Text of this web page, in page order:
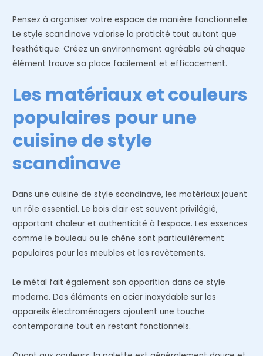
Pensez à organiser votre espace de manière fonctionnelle.
Le style scandinave valorise la praticité tout autant que
l’esthétique. Créez un environnement agréable où chaque
élément trouve sa place facilement et efficacement.
Les matériaux et couleurs
populaires pour une
cuisine de style
scandinave
Dans une cuisine de style scandinave, les matériaux jouent
un rôle essentiel. Le bois clair est souvent privilégié,
apportant chaleur et authenticité à l’espace. Les essences
comme le bouleau ou le chêne sont particulièrement
populaires pour les meubles et les revêtements.
Le métal fait également son apparition dans ce style
moderne. Des éléments en acier inoxydable sur les
appareils électroménagers ajoutent une touche
contemporaine tout en restant fonctionnels.